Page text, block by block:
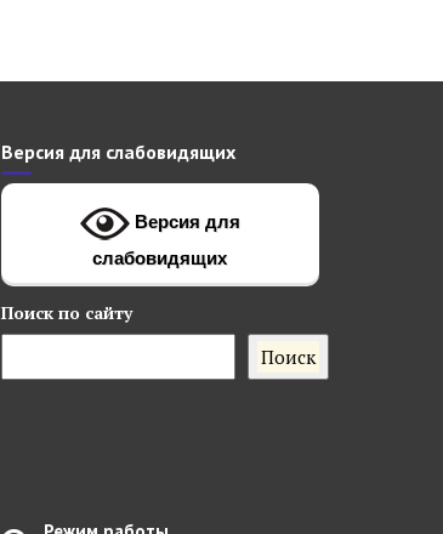
Версия для слабовидящих
Версия для
слабовидящих
Поискпо сайту
Поиск